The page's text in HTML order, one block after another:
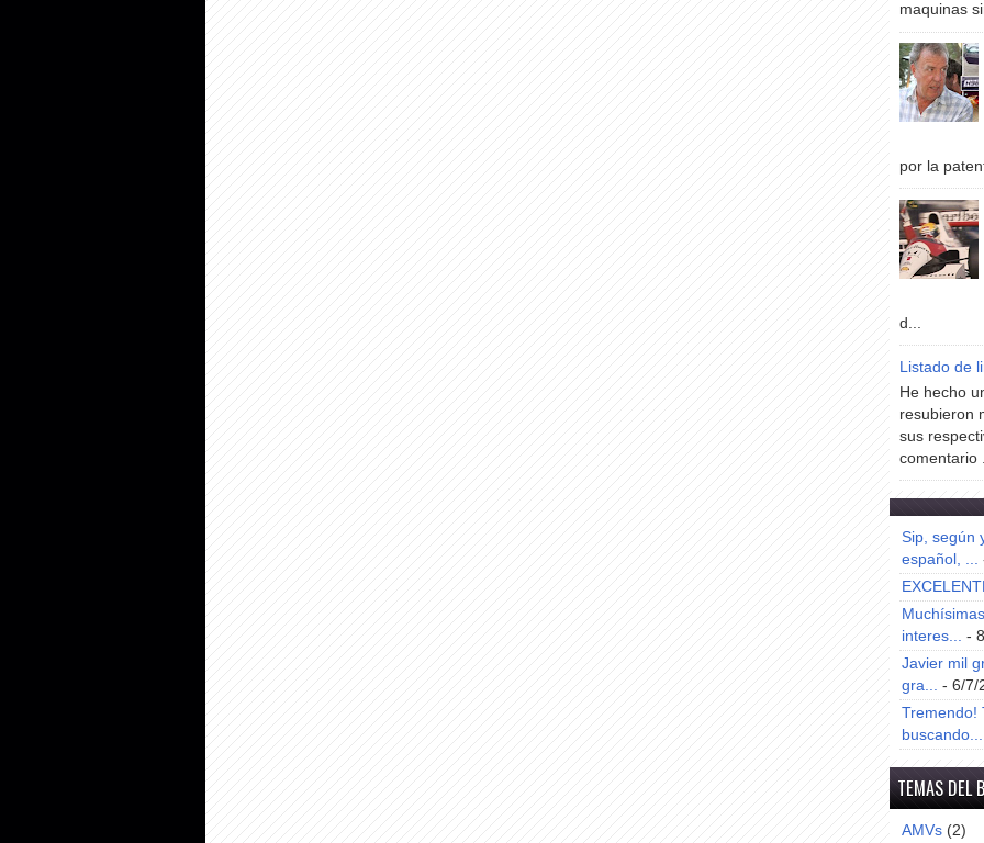
maquinas
por la
d...
Listado de
He hecho
resubieron
sus
comentario
Sip, según
español, ...
interes... -
Javier mil
gra... - 6/7/
Tremendo!
buscando...
TEMAS DEL
AMVs (2)